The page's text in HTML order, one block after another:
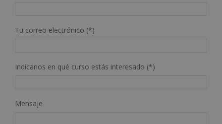
Tu correo electrónico (*)
Indícanos en qué curso estás interesado (*)
Mensaje